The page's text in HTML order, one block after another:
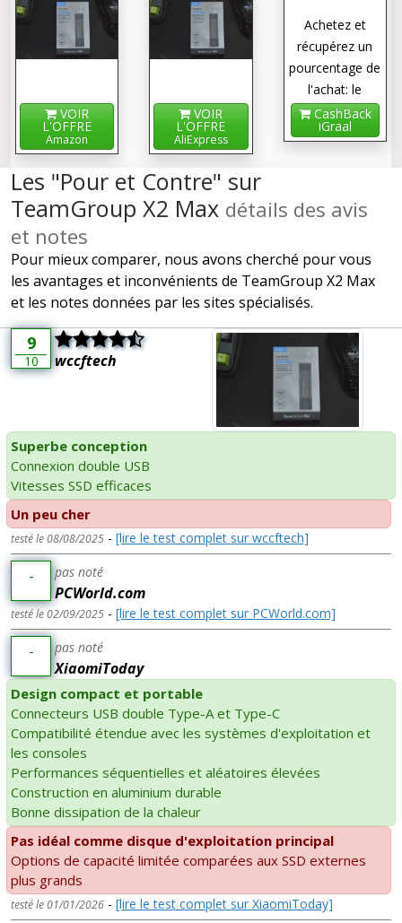
VOIR
L'OFFRE
Amazon
VOIR
L'OFFRE
AliExpress
Achetez et
récupérez un
pourcentage de
l'achat: le
cashback !
CashBack
iGraal
Les "Pour et Contre" sur
TeamGroup X2 Max détails des avis
et notes
Pour mieux comparer, nous avons cherché pour vous
les avantages et inconvénients de TeamGroup X2 Max
et les notes données par les sites spécialisés.
9
10 wccftech
Superbe conception
Connexion double USB
Vitesses SSD efficaces
Un peu cher
testé le 08/08/2025 - [lire le test complet sur wccftech]
- pas noté
PCWorld.com
testé le 02/09/2025 - [lire le test complet sur PCWorld.com]
- pas noté
XiaomiToday
Design compact et portable
Connecteurs USB double Type-A et Type-C
Compatibilité étendue avec les systèmes d'exploitation et
les consoles
Performances séquentielles et aléatoires élevées
Construction en aluminium durable
Bonne dissipation de la chaleur
Pas idéal comme disque d'exploitation principal
Options de capacité limitée comparées aux SSD externes
plus grands
testé le 01/01/2026 - [lire le test complet sur XiaomiToday]